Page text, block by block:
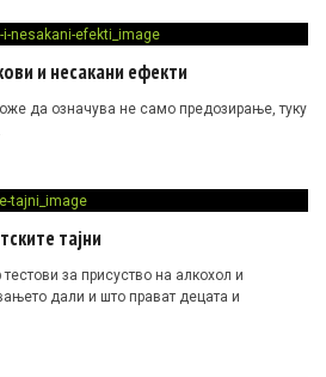
и несакани ефекти
да означува не само предозирање, туку
тајни
за присуство на алкохол и
дали и што прават децата и